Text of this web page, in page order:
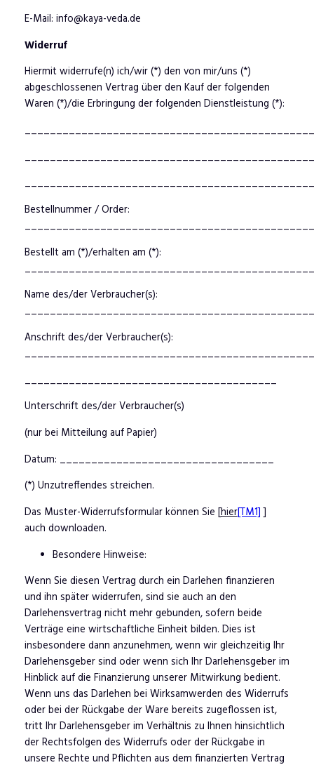
E-Mail: info@kaya-veda.de
Widerruf
Hiermit widerrufe(n) ich/wir (*) den von mir/uns (*)
abgeschlossenen Vertrag über den Kauf der folgenden
Waren (*)/die Erbringung der folgenden Dienstleistung (*):
Bestellnummer / Order:
Bestellt am (*)/erhalten am (*):
Name des/der Verbraucher(s):
Anschrift des/der Verbraucher(s):
Unterschrift des/der Verbraucher(s)
(nur bei Mitteilung auf Papier)
Datum: __________________________________
(*) Unzutreffendes streichen.
Das Muster-Widerrufsformular können Sie [hier[TM1] ]
auch downloaden.
Besondere Hinweise:
Wenn Sie diesen Vertrag durch ein Darlehen finanzieren
und ihn später widerrufen, sind sie auch an den
Darlehensvertrag nicht mehr gebunden, sofern beide
Verträge eine wirtschaftliche Einheit bilden. Dies ist
insbesondere dann anzunehmen, wenn wir gleichzeitig Ihr
Darlehensgeber sind oder wenn sich Ihr Darlehensgeber im
Hinblick auf die Finanzierung unserer Mitwirkung bedient.
Wenn uns das Darlehen bei Wirksamwerden des Widerrufs
oder bei der Rückgabe der Ware bereits zugeflossen ist,
tritt Ihr Darlehensgeber im Verhältnis zu Ihnen hinsichtlich
der Rechtsfolgen des Widerrufs oder der Rückgabe in
unsere Rechte und Pflichten aus dem finanzierten Vertrag